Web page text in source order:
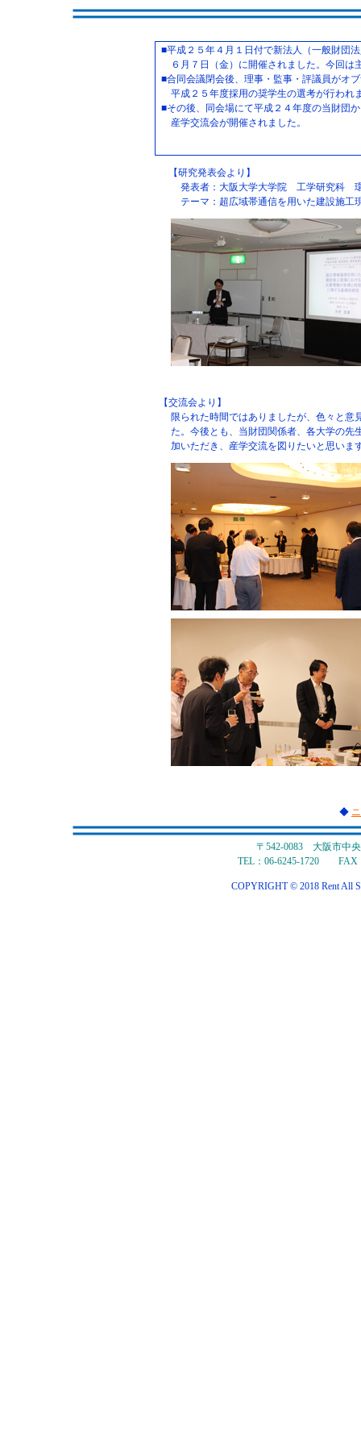
■平成２５年４月１日付で新法人（一般財団
６月７日（金）に開催されました。今回は
■合同会議閉会後、理事・監事・評議員がオ
平成２５年度採用の奨学生の選考が行われ
■その後、同会場にて平成２４年度の当財団
産学交流会が開催されました。
【研究発表会より】
発表者：大阪大学大学院 工学研究科
テーマ：超広域帯通信を用いた建設施工
【交流会より】
限られた時間ではありましたが、色々と
た。今後とも、当財団関係者、各大学の先
加いただき、産学交流を図りたいと思いま
◆
〒542-0083 大阪市中
TEL：06-6245-1720 FAX
COPYRIGHT © 2018 Rent All